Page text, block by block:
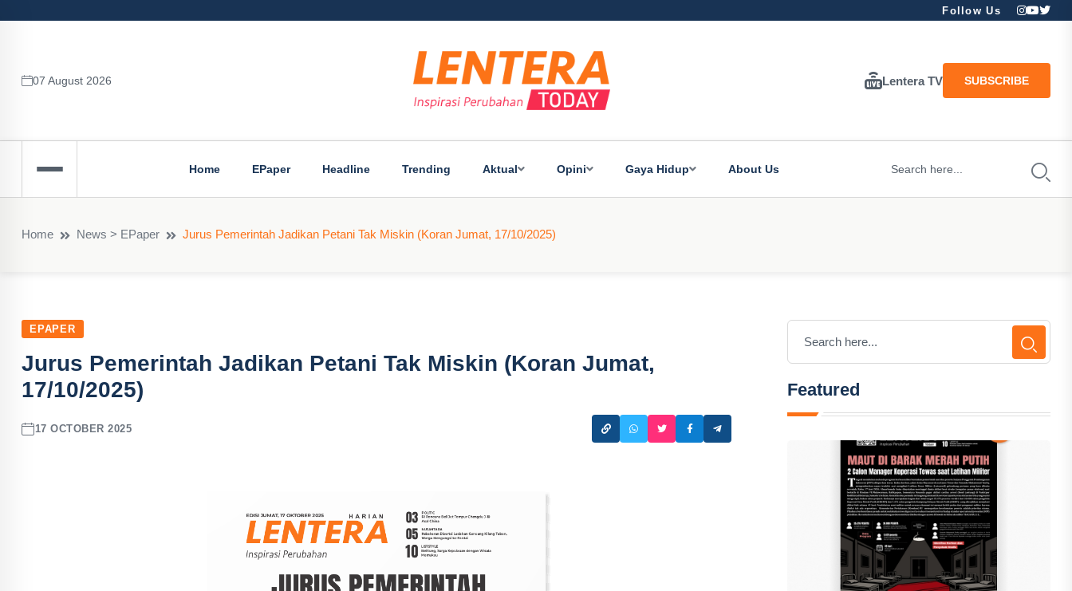
Follow Us
07 August 2026 Lentera TV SUBSCRIBE
Home EPaper Headline Trending Aktual Opini Gaya Hidup About Us
Home News > EPaper Jurus Pemerintah Jadikan Petani Tak Miskin (Koran Jumat, 17/10/2025)
EPAPER
Jurus Pemerintah Jadikan Petani Tak Miskin (Koran Jumat,
17/10/2025)
17 OCTOBER 2025
Featured